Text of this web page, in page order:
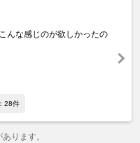
んな感じのが欲しかったの
28件
ります。